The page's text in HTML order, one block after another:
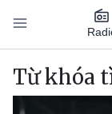
Nhảy đến nội dung
Main
Từ khóa